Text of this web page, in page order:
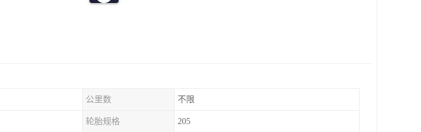
公里数 不限
轮胎规格 205